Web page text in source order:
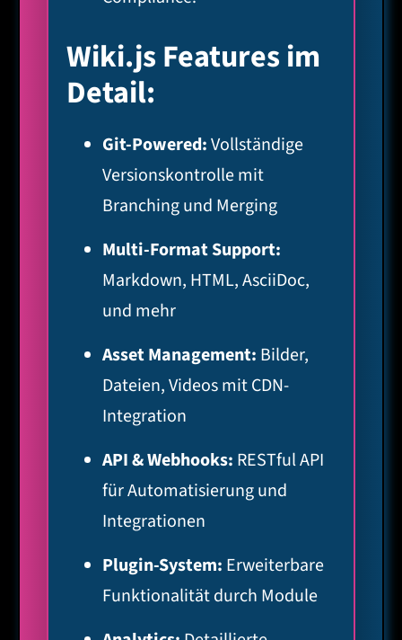
Wiki.js Features im
Detail:
Git-Powered:Vollständige
Versionskontrolle mit
Branching und Merging
Multi-Format Support:
Markdown, HTML, AsciiDoc,
und mehr
Asset Management: Bilder,
Dateien, Videos mit CDN-
Integration
API & Webhooks: RESTful API
für Automatisierung und
Integrationen
Plugin-System: Erweiterbare
Funktionalität durch Module